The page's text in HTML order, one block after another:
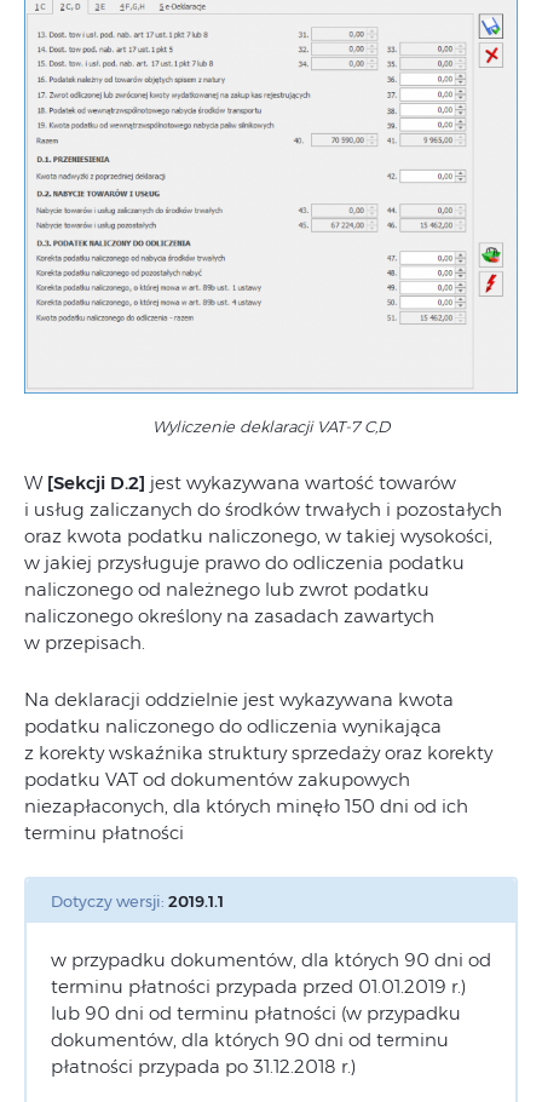
Wyliczenie deklaracji VAT-7 C,D
W[Sekcji D.2] jest wykazywana wartość towarów
i usług zaliczanych do środków trwałych i pozostałych
oraz kwota podatku naliczonego, w takiej wysokości,
w jakiej przysługuje prawo do odliczenia podatku
naliczonego od należnego lub zwrot podatku
naliczonego określony na zasadach zawartych
w przepisach.
Na deklaracji oddzielnie jest wykazywana kwota
podatku naliczonego do odliczenia wynikająca
z korekty wskaźnika struktury sprzedaży oraz korekty
podatku VAT od dokumentów zakupowych
niezapłaconych, dla których minęło 150 dni od ich
terminu płatności
Dotyczy wersji: 2019.1.1
w przypadku dokumentów, dla których 90 dni od
terminu płatności przypada przed 01.01.2019 r.)
lub 90 dni od terminu płatności (w przypadku
dokumentów, dla których 90 dni od terminu
płatności przypada po 31.12.2018 r.)